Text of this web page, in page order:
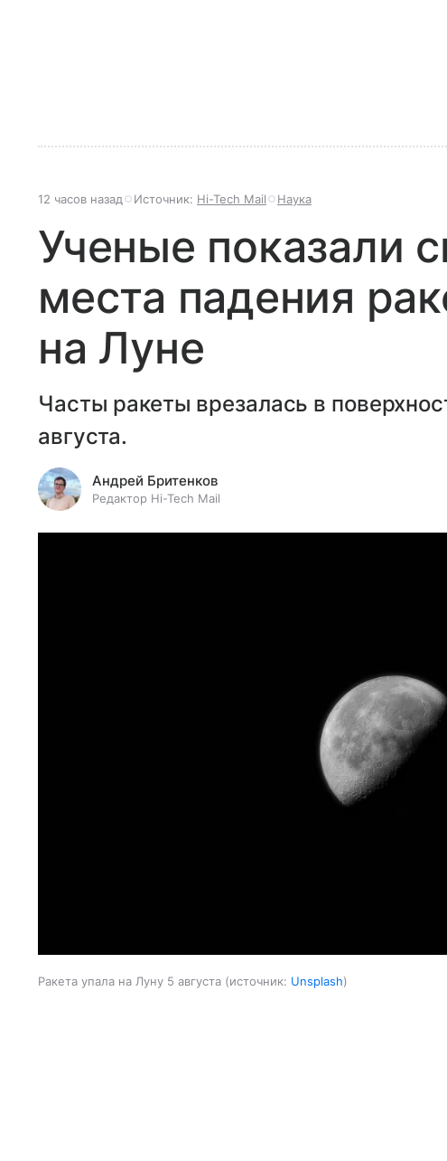
12 часов назад Источник: Hi-Tech Mail Наука
Ученые показали
места падения
на Луне
Часты ракеты врезалась в
августа.
Андрей Бритенков
Редактор Hi-Tech Mail
Ракета упала на Луну 5 августа источник: Unsplash